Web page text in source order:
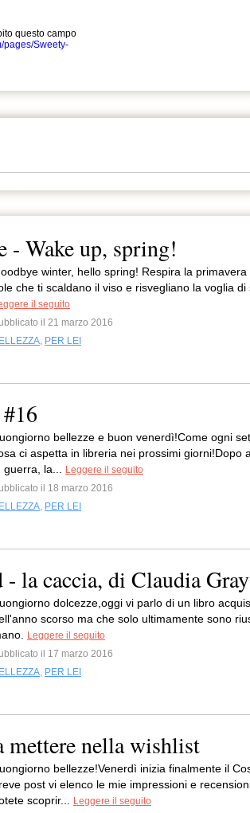
questo campo
pages/Sweety-
- Wake up, spring!
winter, hello spring! Respira la
che ti scaldano il viso e risvegliano la voglia di
il seguito
il 21 marzo 2016
, PER LEI
bellezze e buon venerdì!Come ogni
ci aspetta in libreria nei prossimi giorni!Dopo
guerra, la...
Leggere il seguito
il 18 marzo 2016
, PER LEI
la caccia, di Claudia Gray
dolcezze,oggi vi parlo di un libro
scorso ma che solo ultimamente sono
Leggere il seguito
il 17 marzo 2016
, PER LEI
mettere nella wishlist
bellezze!Venerdì inizia finalmente il
post vi elenco le mie impressioni e
scoprir...
Leggere il seguito